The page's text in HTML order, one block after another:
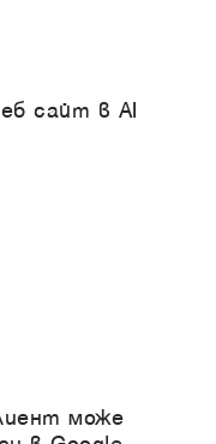
сайт в AI
може